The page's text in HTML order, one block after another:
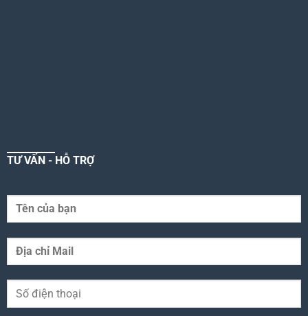
TƯ VẤN - HỖ TRỢ